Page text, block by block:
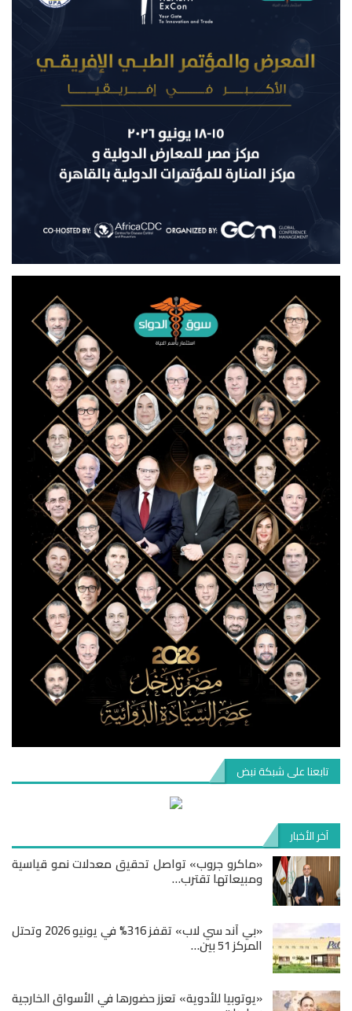
تابعنا على شبكة نبض
آخر الأخبار
«ماكرو جروب» تواصل تحقيق معدلات نمو قياسية
ومبيعاتها تقترب…
«بي آند سي لاب» تقفز 316% في يونيو 2026 وتحتل
المركز 51 بين…
«يوتوبيا للأدوية» تعزز حضورها في الأسواق الخارجية